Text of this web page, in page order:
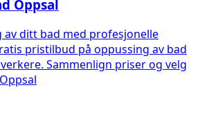
Oppsal
ditt bad med profesjonelle
pristilbud på oppussing av bad
Sammenlign priser og velg
Oppsal